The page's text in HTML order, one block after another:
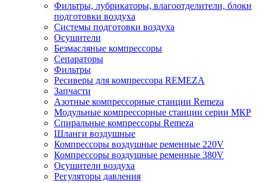
Фильтры, лубрикаторы, влагоотделители, блоки
подготовки воздуха
Системы подготовки воздуха
Осушители
Безмасляные компрессоры
Сепараторы
Фильтры
Ресиверы для компрессора REMEZA
Запчасти
Азотные компрессорные станции Remeza
Модульные компрессорные станции серии МКР
Спиральные компрессоры Remeza
Шланги воздушные
Компрессоры воздушные ременные 220V
Компрессоры воздушные ременные 380V
Осушители воздуха
Регуляторы давления